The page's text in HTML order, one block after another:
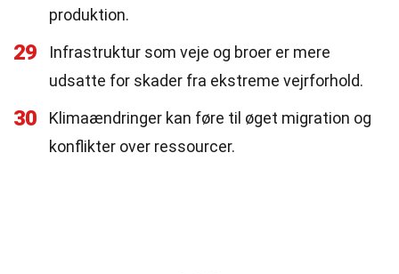
produktion.
29
Infrastruktur som veje og broer er mere
udsatte for skader fra ekstreme vejrforhold.
30
Klimaændringer kan føre til øget migration og
konflikter over ressourcer.